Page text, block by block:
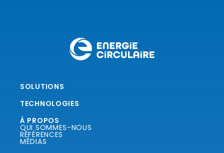
SOLUTIONS
TECHNOLOGIES
À PROPOS
QUI SOMMES-NOUS
RÉFÉRENCES
MÉDIAS